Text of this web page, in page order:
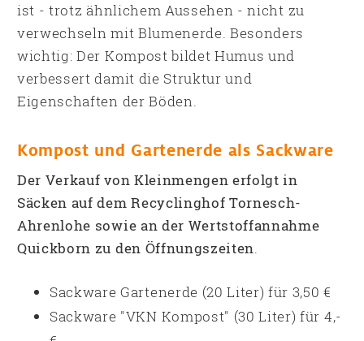
ist - trotz ähnlichem Aussehen - nicht zu
verwechseln mit Blumenerde. Besonders
wichtig: Der Kompost bildet Humus und
verbessert damit die Struktur und
Eigenschaften der Böden.
Kompost und Gartenerde als Sackware
Der Verkauf von Kleinmengen erfolgt in
Säcken auf dem Recyclinghof Tornesch-
Ahrenlohe sowie an der Wertstoffannahme
Quickborn zu den Öffnungszeiten.
Sackware Gartenerde (20 Liter) für 3,50 €
Sackware "VKN Kompost" (30 Liter) für 4,-